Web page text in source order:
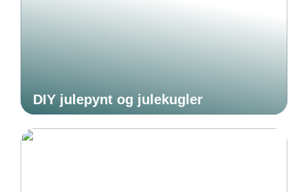
DIY julepynt og julekugler